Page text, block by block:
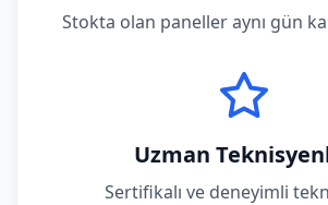
Stokta olan paneller aynı gün
Uzman
Sertifikalı ve deneyimli